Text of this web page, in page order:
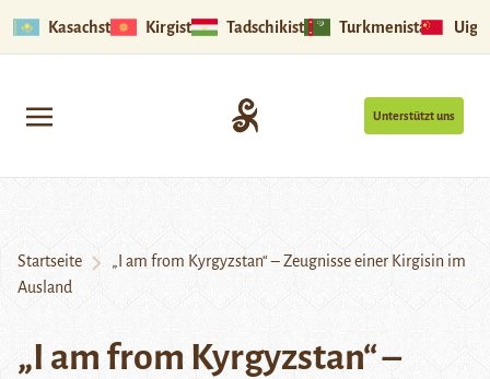
Kasachstan Kirgistan Tadschikistan Turkmenistan
Unterstützt uns
Startseite
„I am from Kyrgyzstan“ – Zeugnisse einer Kirgisin im
Ausland
„I am from Kyrgyzstan“ –